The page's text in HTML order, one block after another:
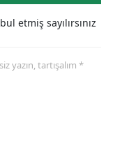
etmiş sayılırsınız
yazın, tartışalım *